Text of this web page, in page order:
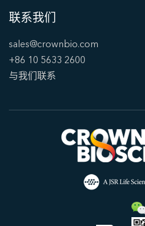
联系我们
sales@crownbio.com
+86 10 5633 2600
与我们联系